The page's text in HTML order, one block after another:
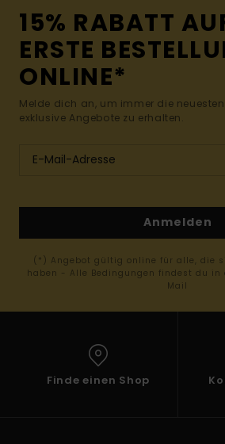
15% RABATT
ERSTE
ONLINE*
Melde dich an, um immer die
exklusive Angebote zu erhalten.
Anmelden
(*) Angebot gültig online für alle, die
haben - Alle Bedingungen findest du in
Mail
Finde einen Shop